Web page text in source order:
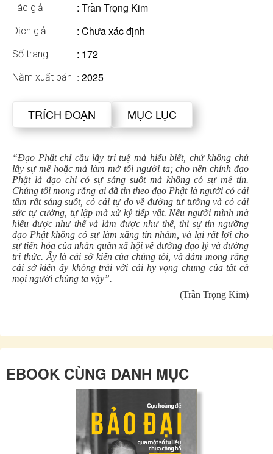
Tác giả : Trần Trọng Kim
Dịch giả : Chưa xác định
Số trang : 172
Năm xuất bản : 2025
TRÍCH ĐOẠN MỤC LỤC
“Đạo Phật chỉ cầu lấy trí tuệ mà hiểu biết, chứ không chủ
lấy sự mê hoặc mà làm mờ tối người ta; cho nên chính đạo
Phật là đạo chỉ có sự sáng suốt mà không có sự mê tín.
Chúng tôi mong rằng ai đã tin theo đạo Phật là người có cái
tâm rất sáng suốt, có cái tự do về đường tư tưởng và có cái
sức tự cường, tự lập mà xử kỷ tiếp vật. Nếu người mình mà
hiểu được như thế và làm được như thế, thì sự tín ngưỡng
đạo Phật không có sự làm xằng tin nhảm, và lại rất lợi cho
sự tiến hóa của nhân quần xã hội về đường đạo lý và đường
tri thức. Ấy là cái sở kiến của chúng tôi, và dám mong rằng
cái sở kiến ấy không trái với cái hy vọng chung của tất cả
mọi người chúng ta vậy”.
(Trần Trọng Kim)
EBOOK CÙNG DANH MỤC